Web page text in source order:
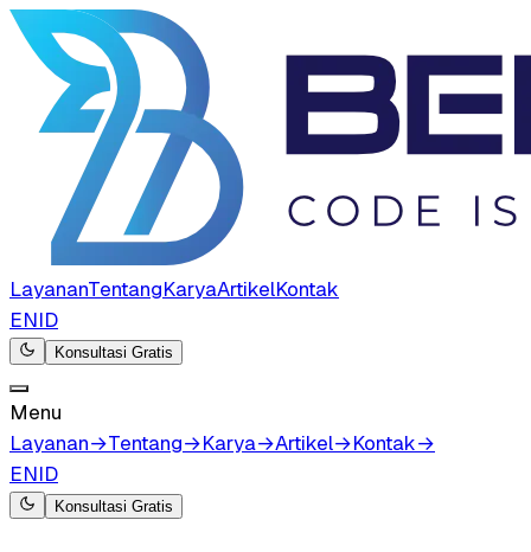
LayananTentangKaryaArtikelKontak
ENID
Konsultasi Gratis
Menu
Layanan→Tentang→Karya→Artikel→Kontak→
ENID
Konsultasi Gratis